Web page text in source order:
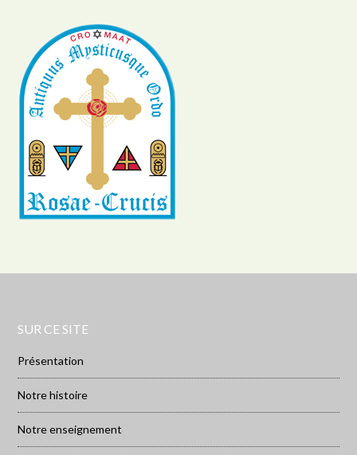
SUR CE SITE
Présentation
Notre histoire
Notre enseignement